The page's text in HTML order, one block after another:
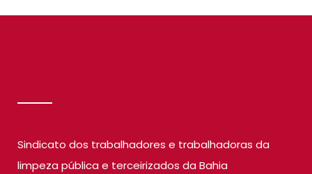
Sindicato dos trabalhadores e trabalhadoras da
limpeza pública e terceirizados da Bahia